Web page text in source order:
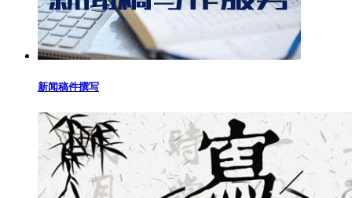
新闻稿件撰写